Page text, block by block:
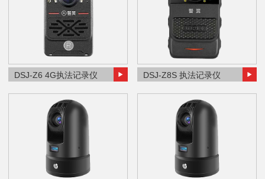
DSJ-Z6 4G执法记录仪 DSJ-Z8S 执法记录仪